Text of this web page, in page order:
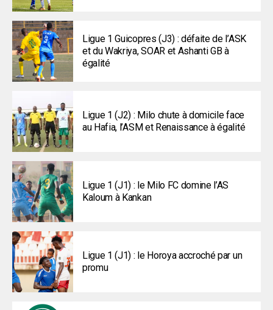
Ligue 1 Guicopres (J3) : défaite de l’ASK
et du Wakriya, SOAR et Ashanti GB à
égalité
Ligue 1 (J2) : Milo chute à domicile face
au Hafia, l’ASM et Renaissance à égalité
Ligue 1 (J1) : le Milo FC domine l’AS
Kaloum à Kankan
Ligue 1 (J1) : le Horoya accroché par un
promu